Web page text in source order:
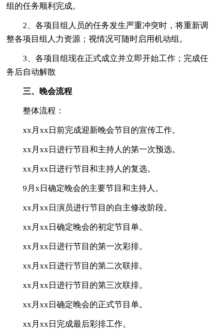
组的任务顺利完成。
2、各项目组人员的任务发生严重冲突时，将重新调
整各项目组人力资源；视情况可随时启用机动组。
3、各项目组现在正式成立并立即开始工作；完成任
务后自动解散
三、晚会流程
整体流程：
xx月xx日前完成迎新晚会节目的宣传工作。
xx月xx日进行节目和主持人的第一次预选。
xx月xx日进行节目和主持人的复选。
9月x日确定晚会的主要节目和主持人。
xx月xx日演员进行节目的自主修改阶段。
xx月xx日确定晚会的初定节目单。
xx月xx日进行节目的第一次彩排。
xx月xx日进行节目的第二次联排。
xx月xx日进行节目的第三次联排。
xx月xx日确定晚会的正式节目单。
xx月xx日完成最后彩排工作。